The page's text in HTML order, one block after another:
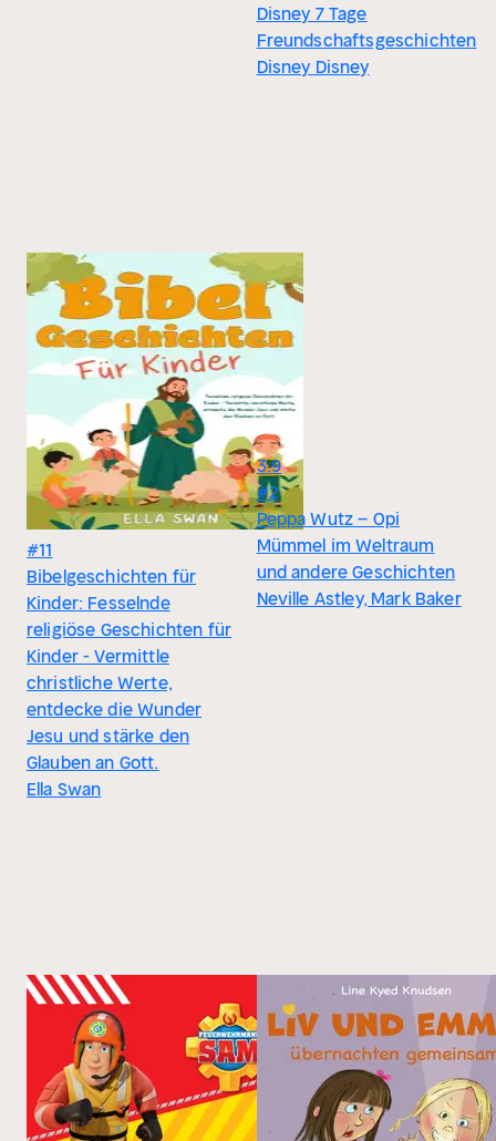
Disney 7 Tage
Freundschaftsgeschichten
Disney Disney
#11
Bibelgeschichten für
Kinder: Fesselnde
religiöse Geschichten für
Kinder - Vermittle
christliche Werte,
entdecke die Wunder
Jesu und stärke den
Glauben an Gott.
Ella Swan
3.9
#2
Peppa Wutz – Opi
Mümmel im Weltraum
und andere Geschichten
Neville Astley, Mark Baker